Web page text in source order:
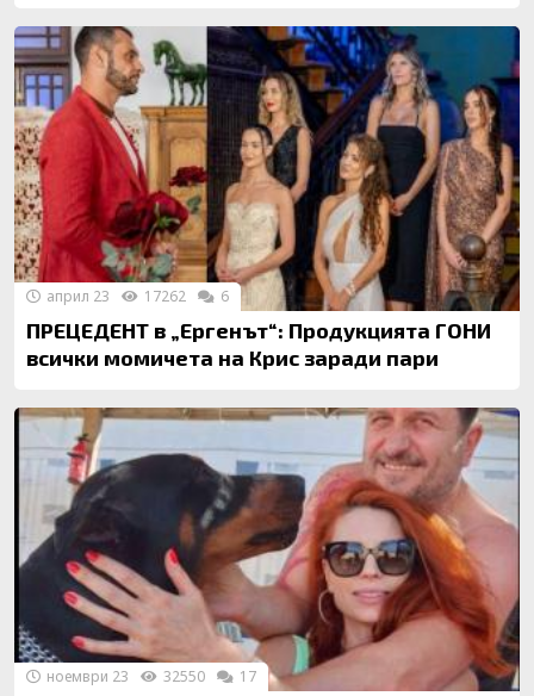
ПРЕЦЕДЕНТ в „Ергенът“: Продукцията ГОНИ
всички момичета на Крис заради пари
април 23 17262 6
ноември 23 32550 17